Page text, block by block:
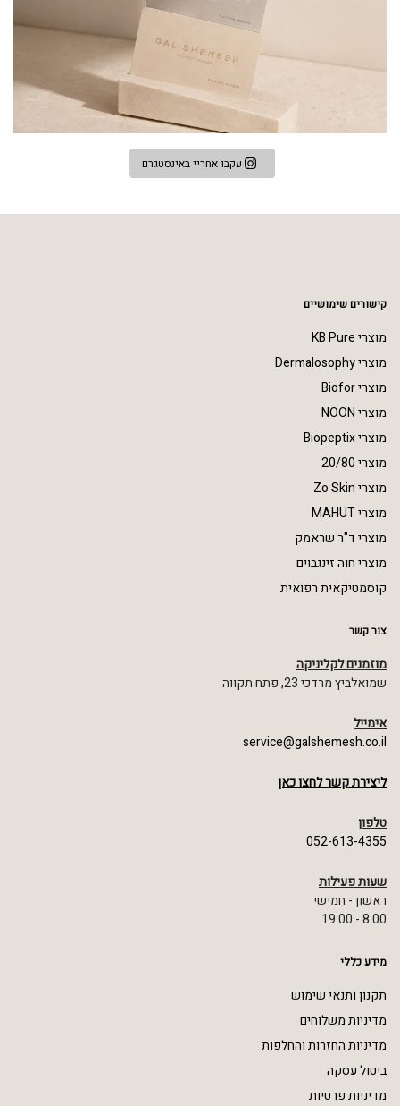
עקבו אחריי באינסטגרם
קישורים שימושיים
מוצרי KB Pure
מוצרי Dermalosophy
מוצרי Biofor
מוצרי NOON
מוצרי Biopeptix
מוצרי 20/80
מוצרי Zo Skin
מוצרי MAHUT
מוצרי ד"ר שראמק
מוצרי חוה זינגבוים
קוסמטיקאית רפואית
צור קשר
מוזמנים לקליניקה
שמואלביץ מרדכי 23, פתח תקווה
אימייל
service@galshemesh.co.il
ליצירת קשר לחצו כאן
טלפון
052-613-4355
שעות פעילות
ראשון - חמישי
8:00 - 19:00
מידע כללי
תקנון ותנאי שימוש
מדיניות משלוחים
מדיניות החזרות והחלפות
ביטול עסקה
מדיניות פרטיות